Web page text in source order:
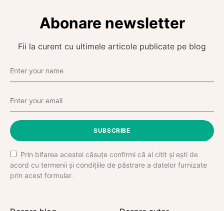
Abonare newsletter
Fii la curent cu ultimele articole publicate pe blog
SUBSCRIBE
Prin bifarea acestei căsuțe confirmi că ai citit și ești de
acord cu termenii și condițiile de păstrare a datelor furnizate
prin acest formular.